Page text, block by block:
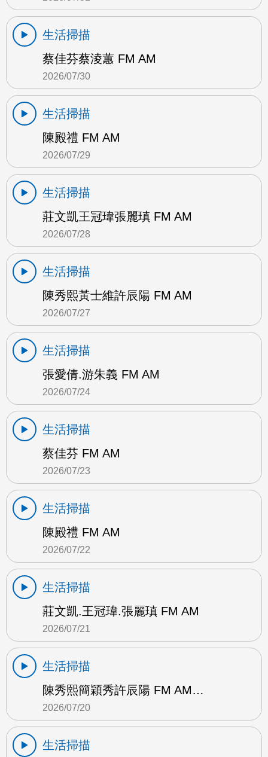
生活掃描
蔡佳芬蔡淩蕙 FM AM
2026/07/30
生活掃描
陳殿禮 FM AM
2026/07/29
生活掃描
莊文凱王冠瑋張麗瑱 FM AM
2026/07/28
生活掃描
陳秀熙黃士維許辰陽 FM AM
2026/07/27
生活掃描
張愛倩.游朱義 FM AM
2026/07/24
生活掃描
蔡佳芬 FM AM
2026/07/23
生活掃描
陳殿禮 FM AM
2026/07/22
生活掃描
莊文凱.王冠瑋.張麗瑱 FM AM
2026/07/21
生活掃描
陳秀熙簡穎秀許辰陽 FM AM…
2026/07/20
生活掃描